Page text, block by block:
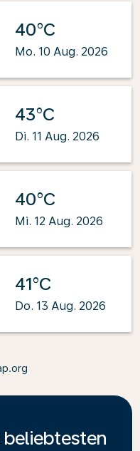
40°C
Mo. 10 Aug. 2026
43°C
Di. 11 Aug. 2026
40°C
Mi. 12 Aug. 2026
41°C
Do. 13 Aug. 2026
beliebtesten